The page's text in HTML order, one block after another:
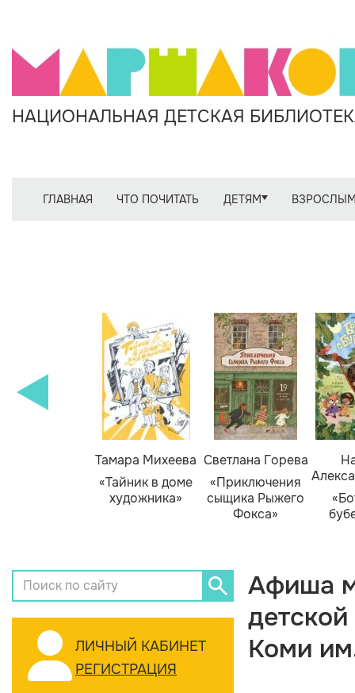
НАЦИОНАЛЬНАЯ ДЕТСКАЯ
ГЛАВНАЯ ЧТО ПОЧИТАТЬ ДЕТЯМ
Тамара Михеева
«Тайник в доме
художника»
Светлана Горева
«Приключения
сыщика Рыжего
Фокса»
ЛИЧНЫЙ КАБИНЕТ
РЕГИСТРАЦИЯ
Афиша
Коми